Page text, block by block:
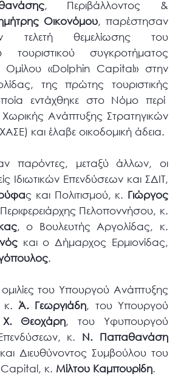
, Περιβάλλοντος &
Οικονόμου, παρέστησαν
τελετή θεμελίωσης του
τουριστικού συγκροτήματος
«Dolphin Capital» στην
της πρώτης τουριστικής
εντάχθηκε στο Νόμο περί
Χωρικής Ανάπτυξης Στρατηγικών
και έλαβε οικοδομική άδεια.
παρόντες, μεταξύ άλλων, οι
Ιδιωτικών Επενδύσεων και ΣΔΙΤ,
ς και Πολιτισμού, κ. Γιώργος
Πελοποννήσου, κ.
, ο Βουλευτής Αργολίδας, κ.
και ο Δήμαρχος Ερμιονίδας,
.
του Υπουργού Ανάπτυξης
κ. Ά. Γεωργιάδη, του Υπουργού
Χ. Θεοχάρη, του Υφυπουργού
κ. Ν. Παπαθανάση
Διευθύνοντος Συμβούλου του
κ. Μίλτου Καμπουρίδη.